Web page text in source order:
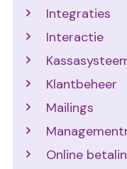
Integraties
Interactie
Klantbeheer
Mailings
Online